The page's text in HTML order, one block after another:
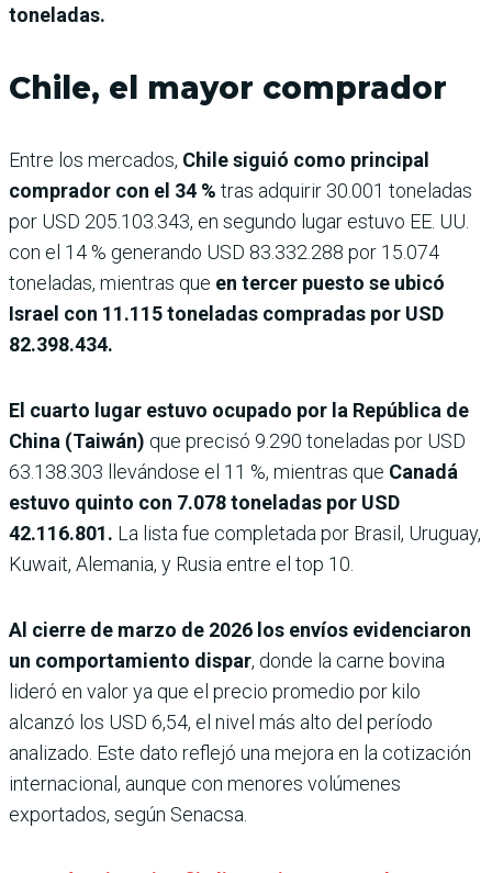
toneladas.
Chile, el mayor comprador
Entre los mercados, Chile siguió como principal
comprador con el 34 % tras adquirir 30.001 toneladas
por USD 205.103.343, en segundo lugar estuvo EE. UU.
con el 14 % generando USD 83.332.288 por 15.074
toneladas, mientras que en tercer puesto se ubicó
Israel con 11.115 toneladas compradas por USD
82.398.434.
El cuarto lugar estuvo ocupado por la República de
China (Taiwán) que precisó 9.290 toneladas por USD
63.138.303 llevándose el 11 %, mientras que Canadá
estuvo quinto con 7.078 toneladas por USD
42.116.801. La lista fue completada por Brasil, Uruguay,
Kuwait, Alemania, y Rusia entre el top 10.
Al cierre de marzo de 2026 los envíos evidenciaron
un comportamiento dispar, donde la carne bovina
lideró en valor ya que el precio promedio por kilo
alcanzó los USD 6,54, el nivel más alto del período
analizado. Este dato reflejó una mejora en la cotización
internacional, aunque con menores volúmenes
exportados, según Senacsa.